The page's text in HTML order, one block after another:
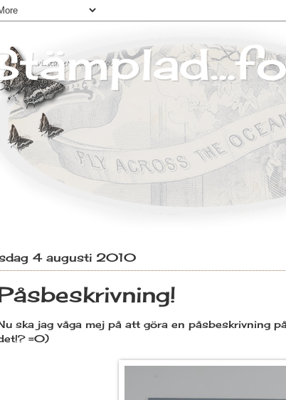
4 augusti 2010
ska jag våga mej på att göra en påsbeskrivning
=0)